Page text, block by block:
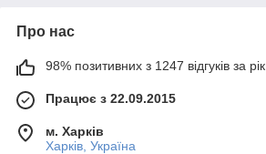
Про нас
98% позитивних з 1247 відгуків за рік
Працює з 22.09.2015
м. Харків
Харків, Україна